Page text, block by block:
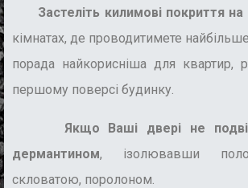
Застеліть килимові покриття на
кімнатах, де проводитимете
порада найкорисніша для квартир,
першому поверсі будинку.
Якщо Ваші двері не
дермантином, ізолювавши
скловатою, поролоном.